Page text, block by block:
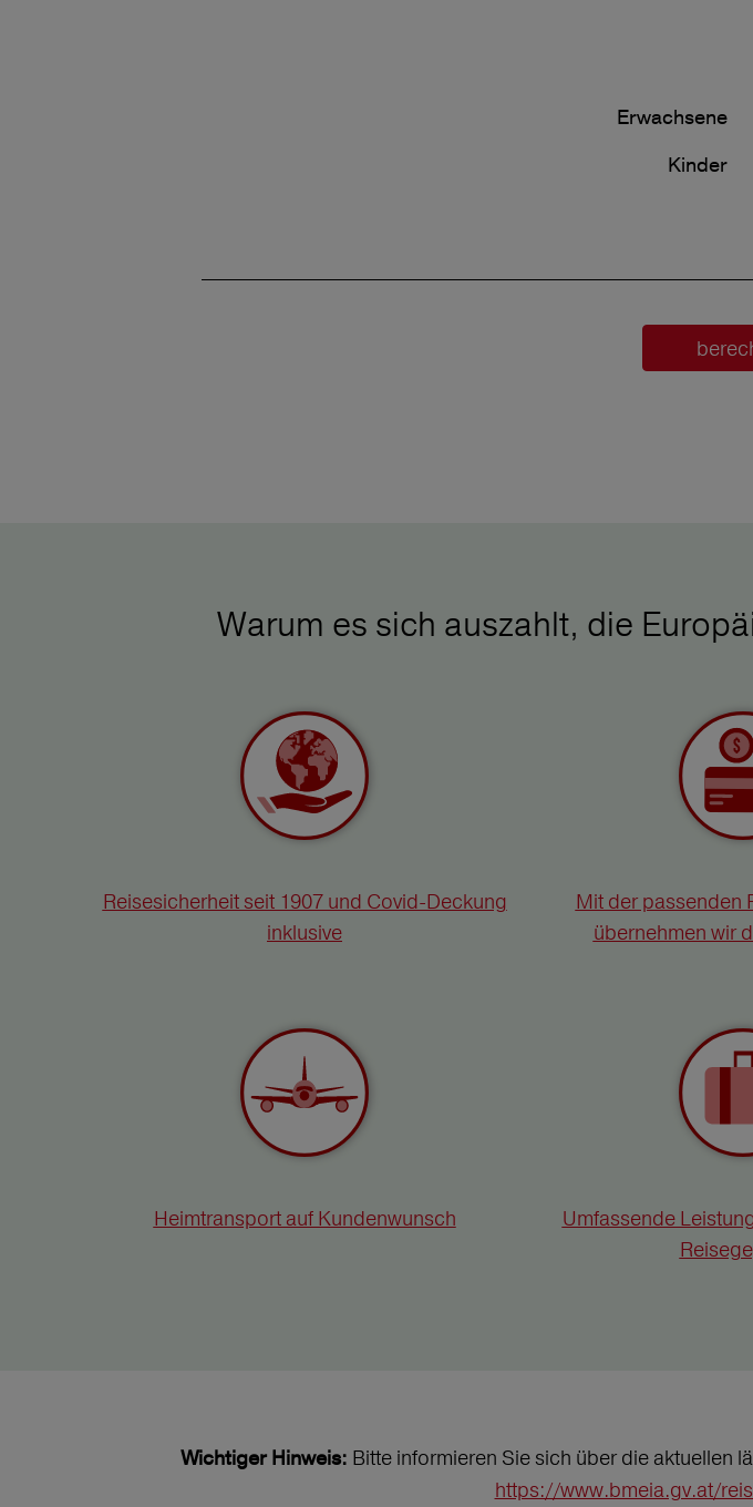
Erwachsene
Kinder
Warum es sich auszahlt, die
Reisesicherheit seit 1907 und Covid-Deckung
inklusive
Mit der passenden
übernehmen wir
Heimtransport auf Kundenwunsch
Umfassende
Wichtiger Hinweis: Bitte informieren Sie sich über die aktuellen
https://www.bmeia.gv.at/